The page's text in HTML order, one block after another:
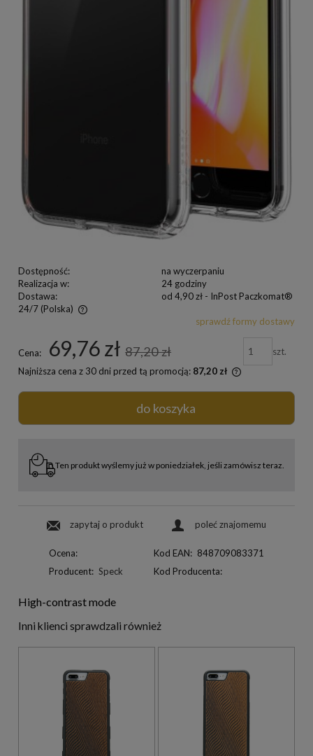
Dostępność:
na wyczerpaniu
Realizacja w:
24 godziny
Dostawa:
od 4,90 zł - InPost Paczkomat®
24/7 (Polska)
sprawdź formy dostawy
Cena: 69,76 zł 87,20 zł
Najniższa cena z 30 dni przed tą promocją: 87,20 zł
szt.
do koszyka
Ten produkt wyślemy już w poniedziałek, jeśli zamówisz teraz.
zapytaj o produkt poleć znajomemu
Ocena:
Producent: Speck
Kod EAN: 848709083371
Kod Producenta:
High-contrast mode
Inni klienci sprawdzali również